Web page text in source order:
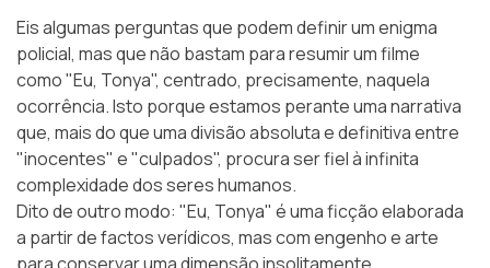
Eis algumas perguntas que podem definir um enigma
policial, mas que não bastam para resumir um filme
como"Eu, Tonya", centrado, precisamente, naquela
ocorrência. Isto porque estamos perante uma narrativa
que, mais do que uma divisão absoluta e definitiva entre
"inocentes" e "culpados", procura ser fiel à infinita
complexidade dos seres humanos.
Dito de outro modo: "Eu, Tonya" é uma ficção elaborada
a partir de factos verídicos, mas com engenho e arte